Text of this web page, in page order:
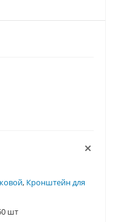
, Кронштейн для
шт